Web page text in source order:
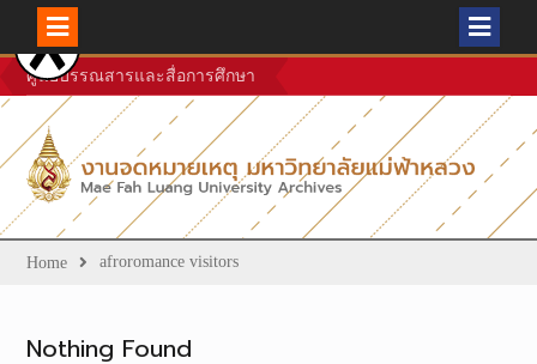
Skip
to
content
ศูนย์บรรณสารและสื่อการศึกษา
Home afroromance visitors
Nothing Found